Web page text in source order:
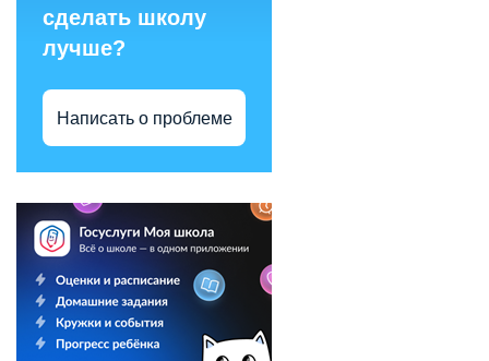
сделать школу
лучше?
Написать о проблеме